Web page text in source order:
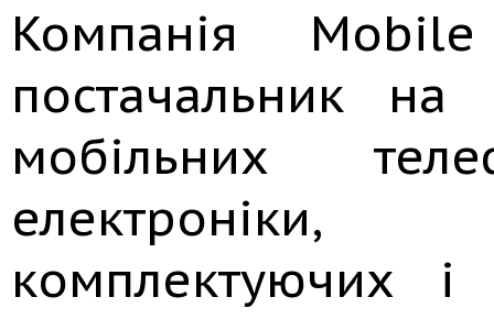
Компанія
постачальник на
мобільних
комплектуючих